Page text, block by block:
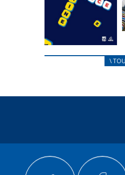
FEUILLETER
en France,...
FEUILLETER
\